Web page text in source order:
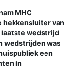
MHC
hekkensluiter van
laatste wedstrijd
wedstrijden was
een
in